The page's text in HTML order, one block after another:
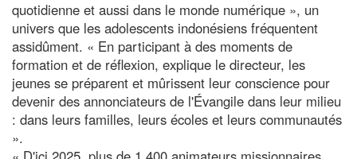
quotidienne et aussi dans le monde numérique », un
univers que les adolescents indonésiens fréquentent
assidûment. « En participant à des moments de
formation et de réflexion, explique le directeur, les
jeunes se préparent et mûrissent leur conscience pour
devenir des annonciateurs de l'Évangile dans leur milieu
: dans leurs familles, leurs écoles et leurs communautés
».